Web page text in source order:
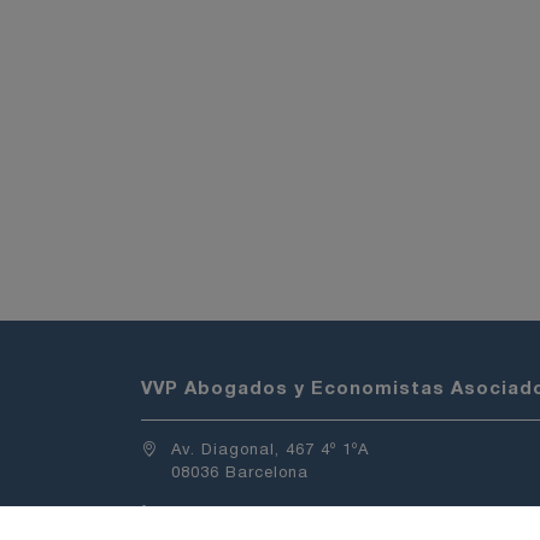
VVP Abogados y Economistas
Av. Diagonal, 467 4º 1ºA
08036 Barcelona